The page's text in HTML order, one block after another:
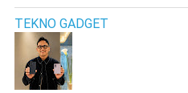
TEKNO GADGET